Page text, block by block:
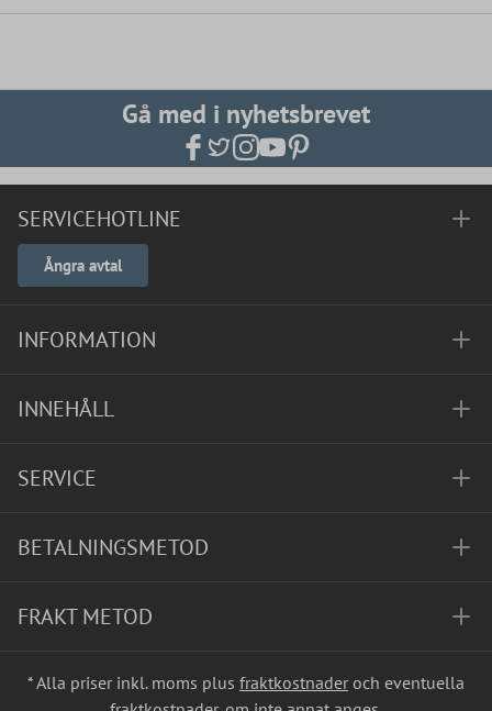
Gå med i nyhetsbrevet
SERVICEHOTLINE
Ångra avtal
INFORMATION
INNEHÅLL
SERVICE
BETALNINGSMETOD
FRAKT METOD
* Alla priser inkl. moms plus fraktkostnader och eventuella